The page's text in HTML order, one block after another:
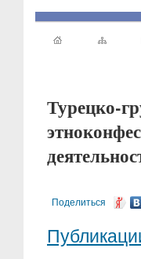
Турецко-
Поделиться